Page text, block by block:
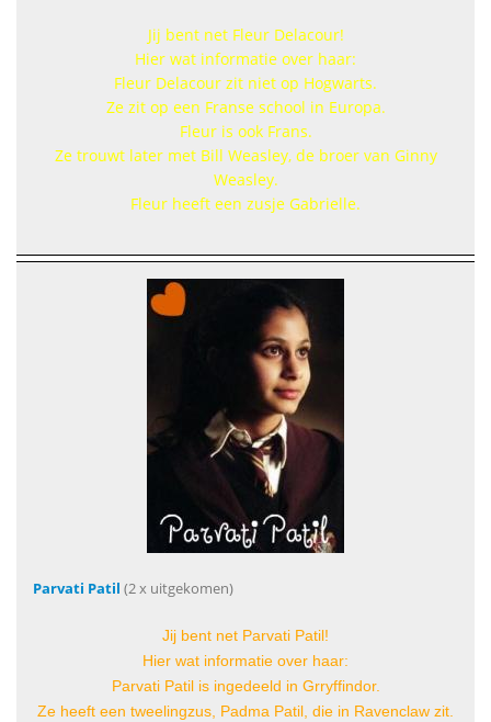
Jij bent net Fleur Delacour!
Hier wat informatie over haar:
Fleur Delacour zit niet op Hogwarts.
Ze zit op een Franse school in Europa.
Fleur is ook Frans.
Ze trouwt later met Bill Weasley, de broer van Ginny
Weasley.
Fleur heeft een zusje Gabrielle.
Parvati Patil (2 x uitgekomen)
Jij bent net Parvati Patil!
Hier wat informatie over haar:
Parvati Patil is ingedeeld in Grryffindor.
Ze heeft een tweelingzus, Padma Patil, die in Ravenclaw zit.